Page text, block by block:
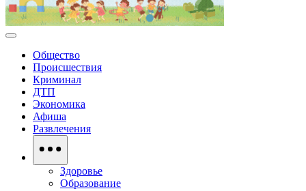
Общество
Происшествия
Криминал
ДТП
Экономика
Афиша
Развлечения
Здоровье
Образование